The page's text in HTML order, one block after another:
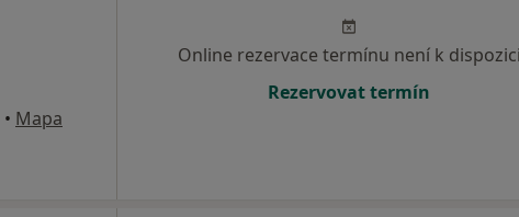
• Mapa
Online rezervace termínu není k dispozici
Rezervovat termín